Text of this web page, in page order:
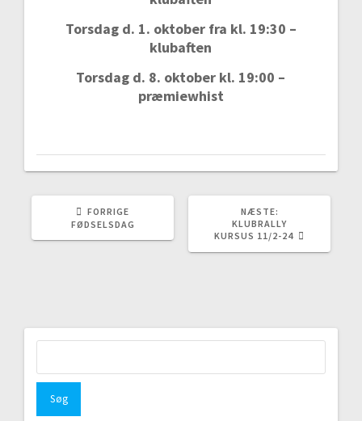
Torsdag d. 1. oktober fra kl. 19:30 –
klubaften
Torsdag d. 8. oktober kl. 19:00 –
præmiewhist
FORRIGE
FØDSELSDAG
NÆSTE:
KLUBRALLY
KURSUS 11/2-24